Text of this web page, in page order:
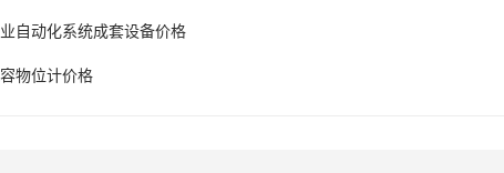
自动化系统成套设备价格
物位计价格